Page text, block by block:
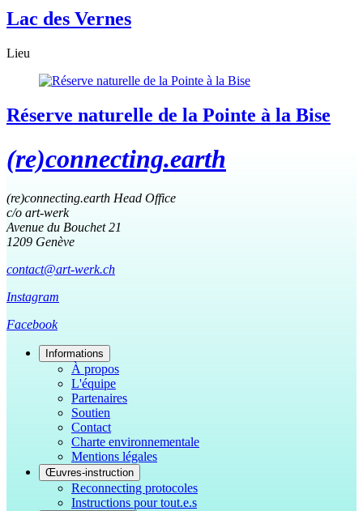
Lac des Vernes
Lieu
Réserve naturelle de la Pointe à la Bise
(re)connecting.earth
(re)connecting.earth Head Office
c/o art-werk
Avenue du Bouchet 21
1209 Genève
contact@art-werk.ch
Instagram
Facebook
Informations
À propos
L'équipe
Partenaires
Soutien
Contact
Charte environnementale
Mentions légales
Œuvres-instruction
Reconnecting protocoles
Instructions pour tout.e.s